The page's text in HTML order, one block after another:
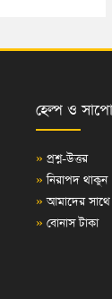
হেল্প ও
» প্রশ্ন-উত্তর
» নিরাপদ থাকুন
» আমাদের
» বোনাস টাকা